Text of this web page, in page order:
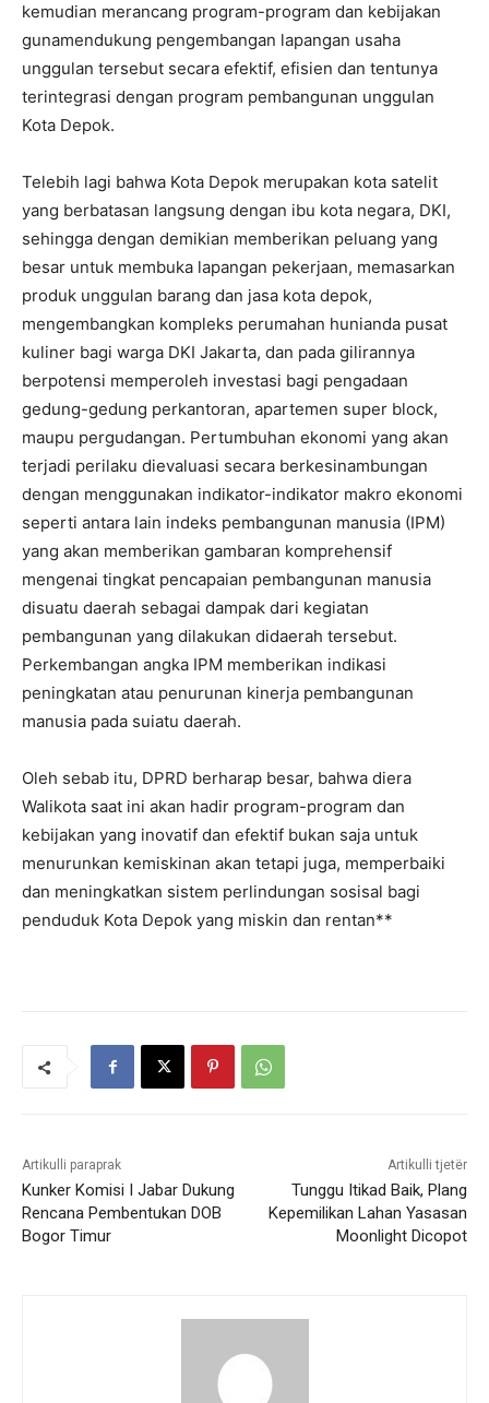
kemudian merancang program-program dan kebijakan
gunamendukung pengembangan lapangan usaha
unggulan tersebut secara efektif, efisien dan tentunya
terintegrasi dengan program pembangunan unggulan
Kota Depok.
Telebih lagi bahwa Kota Depok merupakan kota satelit
yang berbatasan langsung dengan ibu kota negara, DKI,
sehingga dengan demikian memberikan peluang yang
besar untuk membuka lapangan pekerjaan, memasarkan
produk unggulan barang dan jasa kota depok,
mengembangkan kompleks perumahan hunianda pusat
kuliner bagi warga DKI Jakarta, dan pada gilirannya
berpotensi memperoleh investasi bagi pengadaan
gedung-gedung perkantoran, apartemen super block,
maupu pergudangan. Pertumbuhan ekonomi yang akan
terjadi perilaku dievaluasi secara berkesinambungan
dengan menggunakan indikator-indikator makro ekonomi
seperti antara lain indeks pembangunan manusia (IPM)
yang akan memberikan gambaran komprehensif
mengenai tingkat pencapaian pembangunan manusia
disuatu daerah sebagai dampak dari kegiatan
pembangunan yang dilakukan didaerah tersebut.
Perkembangan angka IPM memberikan indikasi
peningkatan atau penurunan kinerja pembangunan
manusia pada suiatu daerah.
Oleh sebab itu, DPRD berharap besar, bahwa diera
Walikota saat ini akan hadir program-program dan
kebijakan yang inovatif dan efektif bukan saja untuk
menurunkan kemiskinan akan tetapi juga, memperbaiki
dan meningkatkan sistem perlindungan sosisal bagi
penduduk Kota Depok yang miskin dan rentan**
Artikulli paraprak
Kunker Komisi I Jabar Dukung
Rencana Pembentukan DOB
Bogor Timur
Artikulli tjetër
Tunggu Itikad Baik, Plang
Kepemilikan Lahan Yasasan
Moonlight Dicopot